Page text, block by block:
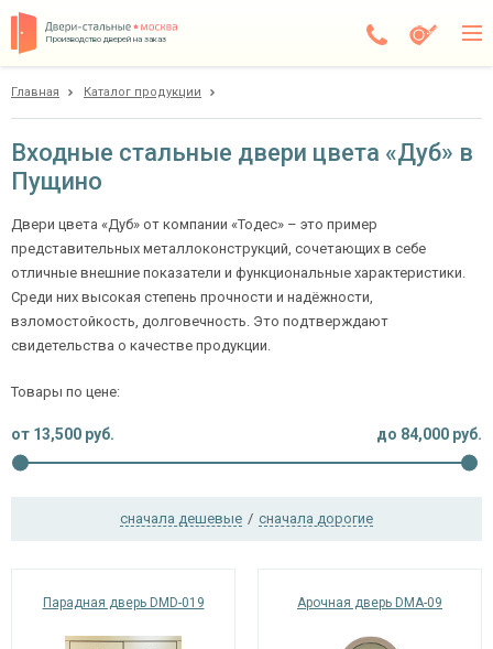
Производство дверей на заказ
Доставка
Установка
Галерея
Акции
О компании
+7 (495) 409-24-70
Главная Каталог продукции
Входные стальные двери цвета «Дуб» в
Пущино
Двери цвета «Дуб» от компании «Тодес» – это пример
представительных металлоконструкций, сочетающих в себе
отличные внешние показатели и функциональные характеристики.
Среди них высокая степень прочности и надёжности,
взломостойкость, долговечность. Это подтверждают
свидетельства о качестве продукции.
Товары по цене:
от 13,500 руб. до 84,000 руб.
сначала дешевые / сначала дорогие
Парадная дверь DMD-019 Арочная дверь DMA-09